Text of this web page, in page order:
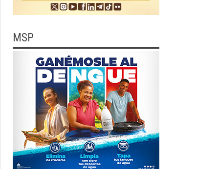
MSP